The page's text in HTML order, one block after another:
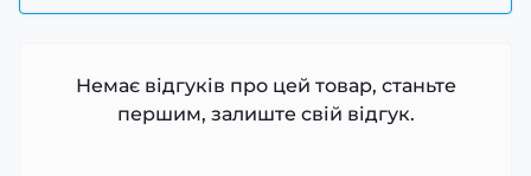
Немає відгуків про цей товар, станьте
першим, залиште свій відгук.